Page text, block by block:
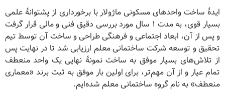
ایدۀ ساخت واحدهای مسکونی ماژولار با برخورداری از پشتوانۀ علمی
بسیار قوی، به مدت ۱ سال مورد بررسی دقیق فنی و مالی قرار گرفت
و پس از آن، ابعاد اجتماعی و فرهنگی طراحی و ساخت آن توسط تیم
تحقیق و توسعه شرکت ساختمانی معلم ارزیابی شد تا در نهایت پس
از تلاش‌های بسیار موفق به ساخت نمونۀ نهایی یک واحد منعطف
تمام عیار و از آن مهم‌تر، برای اولین بار موفق به ثبت برند «معماری
منعطف» به نام گروه ساختمانی معلم شده‌ایم.